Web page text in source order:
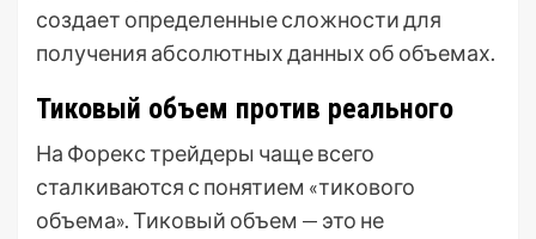
создает определенные сложности для
получения абсолютных данных об объемах.
Тиковый объем против реального
На Форекс трейдеры чаще всего
сталкиваются с понятием «тикового
объема». Тиковый объем — это не